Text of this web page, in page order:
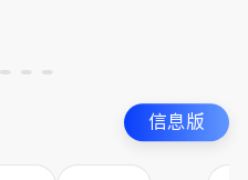
信息版